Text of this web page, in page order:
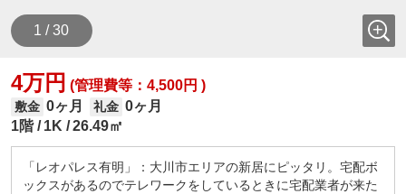
1 / 30
4万円 (管理費等：4,500円 )
敷金 0ヶ月 礼金 0ヶ月
1階
1K 26.49㎡
「レオパレス有明」：大川市エリアの新居にピッタリ。宅配ボ
ックスがあるのでテレワークをしているときに宅配業者が来た